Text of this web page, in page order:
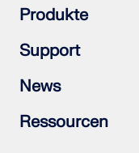
Stahlbetonbau
Stahlbau
Holzbau
Stahlanschlüsse
Produkte
RFEM 6
RSTAB 9
RSECTION 1
RWIND 3
Support
Häufig gestellte
Individuelle Frage
Schneelastzonen,
Vertriebsteam
News
Newsletter abonnieren
Aktuelle Nachrichten
Ressourcen